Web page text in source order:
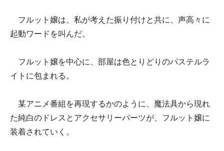
フルット嬢は、私が考えた振り付けと共に、声高々に
起動ワードを叫んだ。
フルット嬢を中心に、部屋は色とりどりのパステルラ
イトに包まれる。
某アニメ番組を再現するかのように、魔法具から現れ
た純白のドレスとアクセサリーパーツが、フルット嬢に
装着されていく。